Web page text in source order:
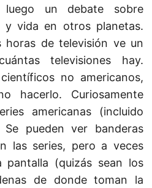
un debate sobre
y vida en otros planetas.
horas de televisión ve un
televisiones hay.
no americanos,
hacerlo. Curiosamente
americanas (incluido
Se pueden ver banderas
las series, pero a veces
(quizás sean los
de donde toman la